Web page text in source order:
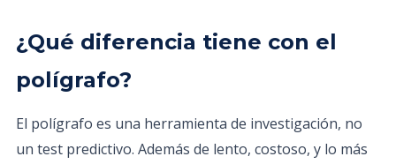
¿Qué diferencia tiene con el
polígrafo?
El polígrafo es una herramienta de investigación, no
un test predictivo. Además de lento, costoso, y lo más